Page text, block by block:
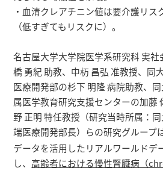
・血清クレアチニン値は要介護リス
（低すぎてもリスクに）。
名古屋大学大学院医学系研究科 実
橋 勇紀 助教、中杤 昌弘 准教授、同
医療開発部の杉下 明隆 病院助教、
属医学教育研究支援センターの加藤
野 正明 特任教授（研究当時所属：
端医療開発部長）らの研究グループ
データを活用したリアルワールドデ
し、 高齢者における慢性腎臓病（